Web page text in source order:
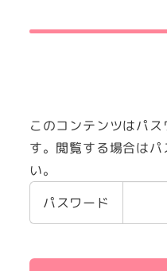
このコンテンツはパ
す。閲覧する場合は
い。
パスワード